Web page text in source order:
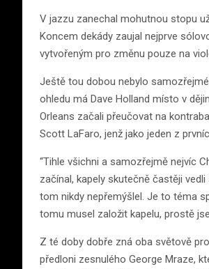
V jazzu zanechal mohutnou stopu
Koncem dekády zaujal nejprve
vytvořeným pro změnu pouze na
Ještě tou dobou nebylo
ohledu má Dave Holland místo v
Orleans začali přeučovat na
Scott LaFaro, jenž jako jeden z
“Tihle všichni a samozřejmě nejvíc
začínal, kapely skutečně častěji
tom nikdy nepřemýšlel. Je to téma
tomu musel založit kapelu, prostě
Z té doby dobře zná oba světově
předloni zesnulého George Mraze,